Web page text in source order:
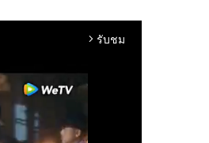
arrow_forward_ios รับชม